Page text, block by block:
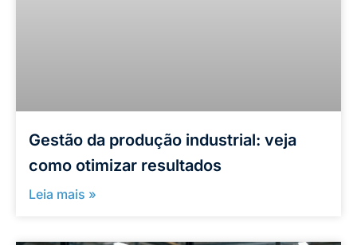
Gestão da produção industrial: veja
como otimizar resultados
Leia mais »